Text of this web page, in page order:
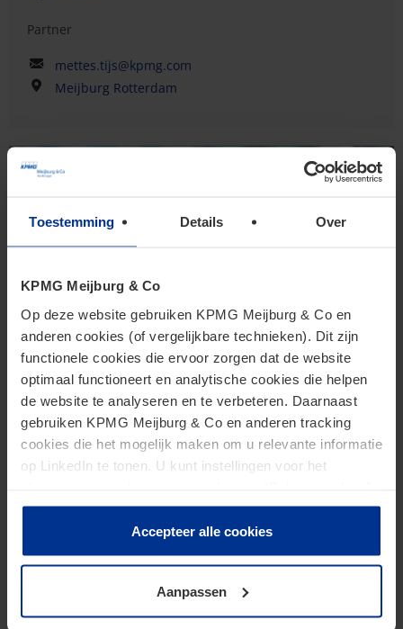
Toestemming Details Over
KPMG Meijburg & Co
Op deze website gebruiken KPMG Meijburg & Co en
anderen cookies (of vergelijkbare technieken). Dit zijn
functionele cookies die ervoor zorgen dat de website
optimaal functioneert en analytische cookies die helpen
de website te analyseren en te verbeteren. Daarnaast
gebruiken KPMG Meijburg & Co en anderen tracking
cookies die het mogelijk maken om u relevante informatie
op LinkedIn te tonen. U kunt instellingen voor het
te klikken. Als u op “Accepteer alle cookies” klikt, geeft u
toestemming voor het gebruik van alle cookies. Deze
toestemming kunt u altijd weer intrekken.
Accepteer alle cookies
Aanpassen
Partner
mettes.tijs@kpmg.com
Meijburg Rotterdam